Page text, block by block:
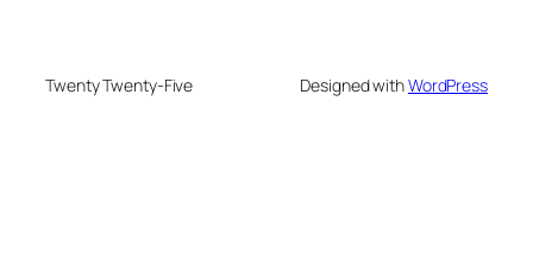
Twenty Twenty-Five Designed withWordPress